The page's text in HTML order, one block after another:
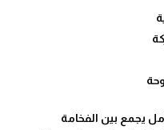
يجمع بين الفخامة